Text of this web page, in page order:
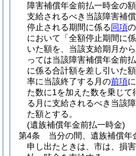
障害補償年金前払一時金の
支給されるべき当該障害補
停止される期間に係る同項
において「全額停止期間に
いた額を、当該支給期月か
っては当該障害補償年金前
に係る合計額を差し引いた
率に当該終了する月の前項
た数に1を加えた数を乗じ
る月に支給されるべき当該
た額とする。
(遺族補償年金前払一時金)
第4条
当分の間、遺族補償
申し出たときは、市は、損